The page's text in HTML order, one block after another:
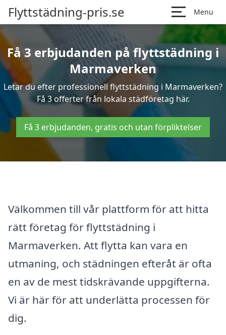
Flyttstädning-pris.se Menu
Få 3 erbjudanden på flyttstädning i
Marmaverken
Letar du efter professionell flyttstädning i Marmaverken?
Få 3 offerter från lokala städföretag här.
Få 3 erbjudanden, gratis och utan förpliktelser
Välkommen till vår plattform för att hitta
rätt företag för flyttstädning i
Marmaverken. Att flytta kan vara en
utmaning, och städningen efteråt är ofta
en av de mest tidskrävande uppgifterna.
Vi är här för att underlätta processen för
dig.